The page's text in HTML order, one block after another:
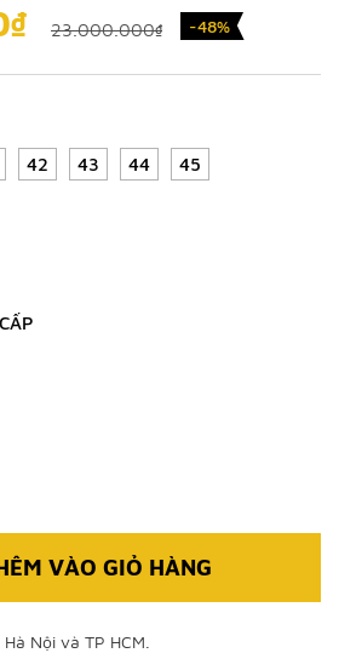
23.000.000₫ -48%
42 43 44 45
VÀO GIỎ HÀNG
Nội và TP HCM.